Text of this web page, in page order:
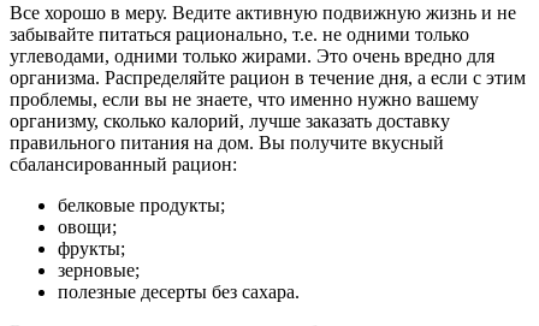
Все хорошо в меру. Ведите активную подвижную жизнь и не
забывайте питаться рационально, т.е. не одними только
углеводами, одними только жирами. Это очень вредно для
организма. Распределяйте рацион в течение дня, а если с этим
проблемы, если вы не знаете, что именно нужно вашему
организму, сколько калорий, лучше заказать доставку
правильного питания на дом. Вы получите вкусный
сбалансированный рацион:
белковые продукты;
овощи;
фрукты;
зерновые;
полезные десерты без сахара.